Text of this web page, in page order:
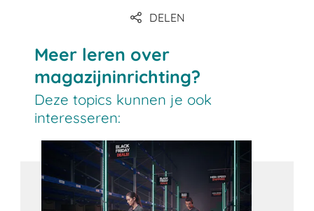
DELEN
Meer leren over
magazijninrichting?
Deze topics kunnen je ook
interesseren: